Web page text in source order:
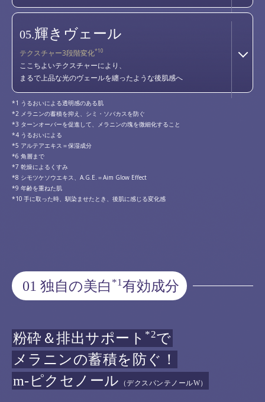
05.輝きヴェール
テクスチャー3段階変化*10
ここちよいテクスチャーにより、
まるで上品な光のヴェールを纏ったような後肌感へ
うるおいによる透明感のある肌
メラニンの蓄積を抑え、シミ・ソバカスを防ぐ
ターンオーバーを促進して、メラニンの塊を微細化すること
うるおいによる
アルテアエキス＝保湿成分
角層まで
乾燥によるくすみ
シモツケソウエキス、A.G.E.＝Aim Glow Effect
年齢を重ねた肌
手に取った時、馴染ませたとき、後肌に感じる変化感
01 独自の美白 *1有効成分
粉砕＆排出サポート *2で
メラニンの蓄積を防ぐ！
m-ピクセノール
（デクスパンテノールW）